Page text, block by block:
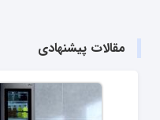
مقالات پیشنهادی